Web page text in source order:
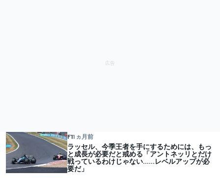
F11 ヵ月前
ラッセル、今季王者を手にするためには、もっ
と成長が必要だと戒める「アントネッリとだけ
戦っているわけじゃない……レベルアップが必
要だ」